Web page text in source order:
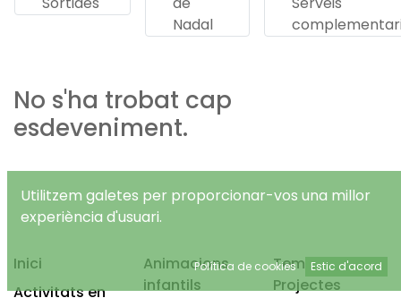
Nadal
No s'ha trobat cap
esdeveniment.
Inici
Activitats en
Animacions
infantils
Temps Lliure
Projectes
Utilitzem galetes per proporcionar-vos una millor
experiència d'usuari.
Política de cookies Estic d'acord